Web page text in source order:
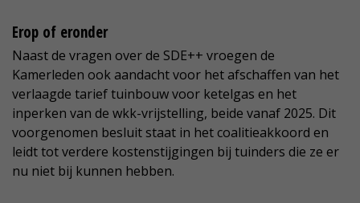
Erop of eronder
Naast de vragen over de SDE++ vroegen de
Kamerleden ook aandacht voor het afschaffen van het
verlaagde tarief tuinbouw voor ketelgas en het
inperken van de wkk-vrijstelling, beide vanaf 2025. Dit
voorgenomen besluit staat in het coalitieakkoord en
leidt tot verdere kostenstijgingen bij tuinders die ze er
nu niet bij kunnen hebben.